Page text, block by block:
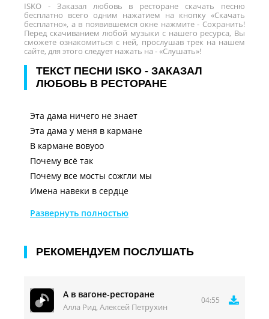
ISKO - Заказал любовь в ресторане скачать песню
бесплатно всего одним нажатием на кнопку «Скачать
бесплатно», а в появившемся окне нажмите - Сохранить!
Перед скачиванием любой музыки с нашего ресурса, Вы
сможете ознакомиться с ней, прослушав трек на нашем
сайте, для этого следует нажать на - «Слушать»!
ТЕКСТ ПЕСНИ ISKO - ЗАКАЗАЛ
ЛЮБОВЬ В РЕСТОРАНЕ
Эта дама ничего не знает
Эта дама у меня в кармане
В кармане вовуоо
Почему всё так
Почему все мосты сожгли мы
Имена навеки в сердце
Будем говорить
Развернуть полностью
РЕКОМЕНДУЕМ ПОСЛУШАТЬ
А в вагоне-ресторане
Алла Рид, Алексей Петрухин
04:55